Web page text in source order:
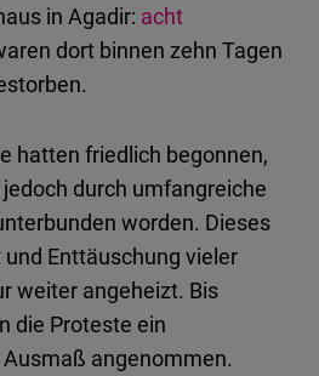
in Agadir: acht
dort binnen zehn Tagen
hatten friedlich begonnen,
durch umfangreiche
worden. Dieses
Enttäuschung vieler
weiter angeheizt. Bis
die Proteste ein
angenommen.